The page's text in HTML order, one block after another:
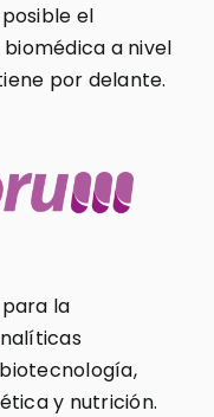
el
biomédica a nivel
por delante.
la
y nutrición.